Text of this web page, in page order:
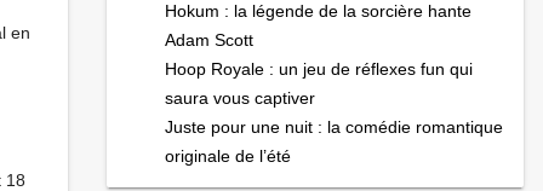
en
18
Hokum : la légende de la sorcière hante
Adam Scott
Hoop Royale : un jeu de réflexes fun qui
saura vous captiver
Juste pour une nuit : la comédie romantique
originale de l’été